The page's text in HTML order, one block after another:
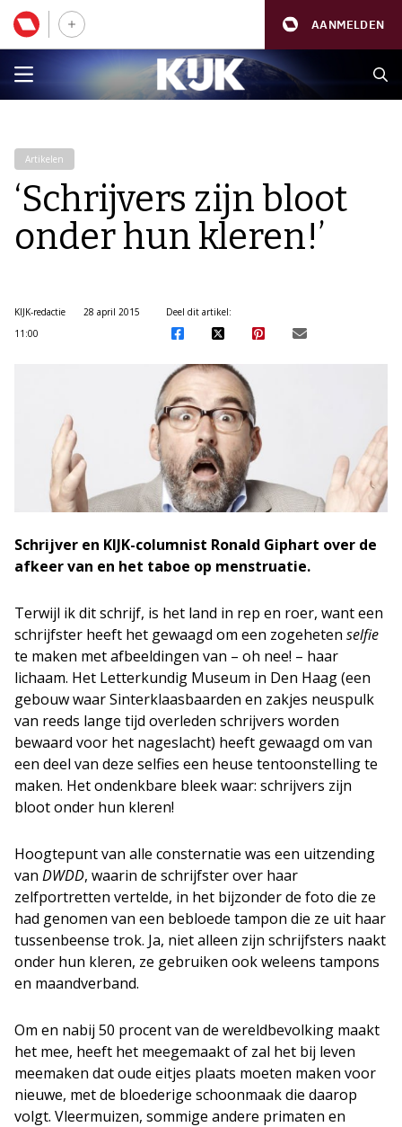
AANMELDEN
Artikelen
‘Schrijvers zijn bloot
onder hun kleren!’
KIJK-redactie
28 april 2015
11:00
Deel dit artikel:
Schrijver en KIJK-columnist Ronald Giphart over de
afkeer van en het taboe op menstruatie.
Terwijl ik dit schrijf, is het land in rep en roer, want een
schrijfster heeft het gewaagd om een zogeheten selfie
te maken met afbeeldingen van – oh nee! – haar
lichaam. Het Letterkundig Museum in Den Haag (een
gebouw waar Sinterklaasbaarden en zakjes neuspulk
van reeds lange tijd overleden schrijvers worden
bewaard voor het nageslacht) heeft gewaagd om van
een deel van deze selfies een heuse tentoonstelling te
maken. Het ondenkbare bleek waar: schrijvers zijn
bloot onder hun kleren!
Hoogtepunt van alle consternatie was een uitzending
van DWDD, waarin de schrijfster over haar
zelfportretten vertelde, in het bijzonder de foto die ze
had genomen van een bebloede tampon die ze uit haar
tussenbeense trok. Ja, niet alleen zijn schrijfsters naakt
onder hun kleren, ze gebruiken ook weleens tampons
en maandverband.
Om en nabij 50 procent van de wereldbevolking maakt
het mee, heeft het meegemaakt of zal het bij leven
meemaken dat oude eitjes plaats moeten maken voor
nieuwe, met de bloederige schoonmaak die daarop
volgt. Vleermuizen, sommige andere primaten en